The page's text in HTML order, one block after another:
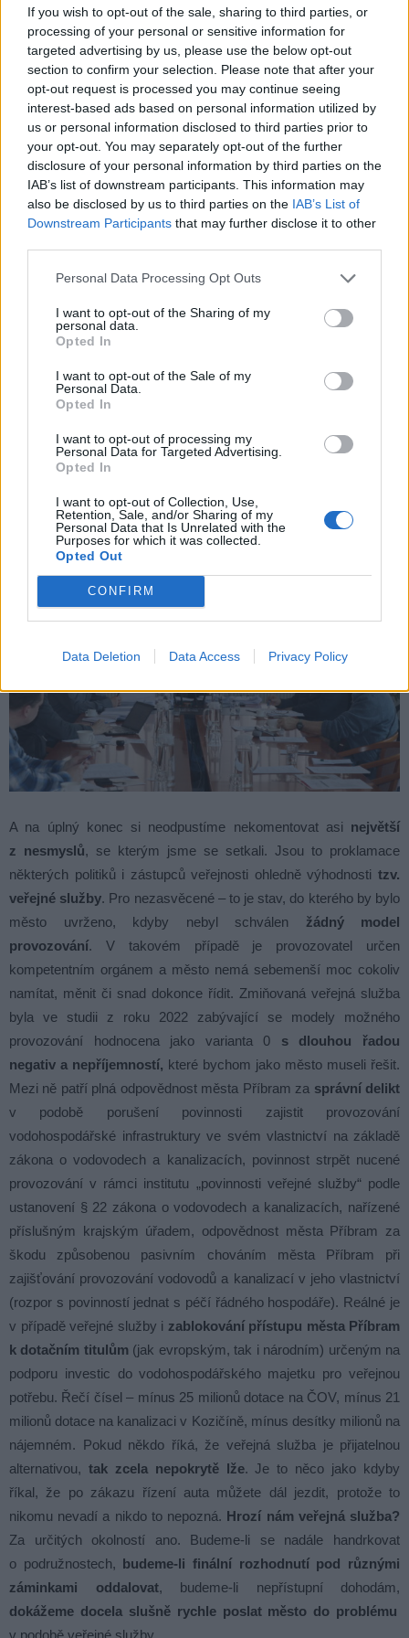
If you wish to opt-out of the sale, sharing to third parties, or
processing of your personal or sensitive information for
targeted advertising by us, please use the below opt-out
section to confirm your selection. Please note that after your
opt-out request is processed you may continue seeing
interest-based ads based on personal information utilized by
us or personal information disclosed to third parties prior to
your opt-out. You may separately opt-out of the further
disclosure of your personal information by third parties on the
IAB’s list of downstream participants. This information may
also be disclosed by us to third parties on the IAB’s List of
Downstream Participants that may further disclose it to other
Personal Data Processing Opt Outs
I want to opt-out of the Sharing of my
personal data.
Opted In
I want to opt-out of the Sale of my
Personal Data.
Opted In
I want to opt-out of processing my
Personal Data for Targeted Advertising.
Opted In
I want to opt-out of Collection, Use,
Retention, Sale, and/or Sharing of my
Personal Data that Is Unrelated with the
Purposes for which it was collected.
Opted Out
CONFIRM
Data Deletion Data Access Privacy Policy
předpokládána pro rok 2025. A k ceně už jen poslední věc.
Široko daleko máme hodnotu vodného a stočného nejnižší.
Pokud máte v okolních obcích známé či příbuzné, zeptejte se
jich, kolik platí za vodné a kanalizaci. Je to zpravidla o desítky
korun více než u nás.
Na závěr krátké doplnění. Zastupitel je ten, kdo reprezentuje
veřejnost při hlasování o zásadních věcech souvisejících
s chodem města. Je oprávněn disponovat maximem informací,
které pro výkon tohoto mandátu potřebuje. Jsou-li některé
data nebo, v našem případě, citlivá obchodní data),i ty má
zastupitel nárok znát
. Například dnes, 20.11., se mohou
zastupitelé účastnit pracovní porady, kde mohou klást dotazy na
cokoliv je napadne a získat i takové informace, které jsou
nezveřejnitelné. Na poradě budou prostřednictvím videohovoru
přítomni všichni, kdo se na přípravě podkladů a jednáních podíleli.
s jinými odborníky mimo rámec těch, kteří jsou vázáni
mlčenlivostí, musí tak učinit takovým způsobem,
zájmy města.
A na úplný konec si neodpustíme nekomentovat asi největší
z nesmyslů, se kterým jsme se setkali. Jsou to proklamace
některých politiků i zástupců veřejnosti ohledně výhodnosti tzv.
veřejné služby. Pro nezasvěcené – to je stav, do kterého by bylo
město uvrženo, kdyby nebyl schválen žádný model
provozování. V takovém případě je provozovatel určen
kompetentním orgánem a město nemá sebemenší moc cokoliv
namítat, měnit či snad dokonce řídit. Zmiňovaná veřejná služba
byla ve studii z roku 2022 zabývající se modely možného
provozování hodnocena jako varianta 0 s dlouhou řadou
negativ a nepříjemností, které bychom jako město museli řešit.
Mezi ně patří plná odpovědnost města Příbram za správní delikt
v podobě porušení povinnosti zajistit provozování
vodohospodářské infrastruktury ve svém vlastnictví na základě
zákona o vodovodech a kanalizacích, povinnost strpět nucené
provozování v rámci institutu „povinnosti veřejné služby“ podle
ustanovení § 22 zákona o vodovodech a kanalizacích, nařízené
příslušným krajským úřadem, odpovědnost města Příbram za
škodu způsobenou pasivním chováním města Příbram při
zajišťování provozování vodovodů a kanalizací v jeho vlastnictví
(rozpor s povinností jednat s péčí řádného hospodáře). Reálné je
v případě veřejné služby i zablokování přístupu města Příbram
k dotačním titulům (jak evropským, tak i národním) určeným na
podporu investic do vodohospodářského majetku pro veřejnou
potřebu. Řečí čísel – mínus 25 milionů dotace na ČOV, mínus 21
milionů dotace na kanalizaci v Kozičíně, mínus desítky milionů na
nájemném. Pokud někdo říká, že veřejná služba je přijatelnou
alternativou, tak zcela nepokrytě lže. Je to něco jako kdyby
říkal, že po zákazu řízení auta můžete dál jezdit, protože to
nikomu nevadí a nikdo to nepozná. Hrozí nám veřejná služba?
Za určitých okolností ano. Budeme-li se nadále handrkovat
o podružnostech, budeme-li finální rozhodnutí pod různými
záminkami oddalovat, budeme-li nepřístupní dohodám,
dokážeme docela slušně rychle poslat město do problému
v podobě veřejné služby.